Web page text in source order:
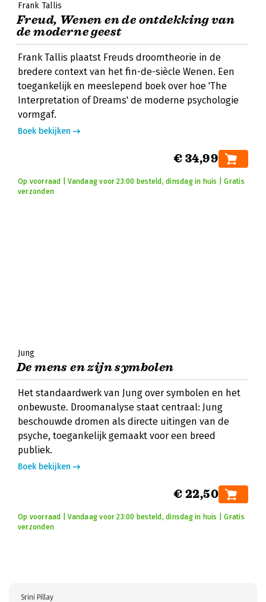
Frank Tallis
Freud, Wenen en de ontdekking van
de moderne geest
Frank Tallis plaatst Freuds droomtheorie in de
bredere context van het fin-de-siècle Wenen. Een
toegankelijk en meeslepend boek over hoe 'The
Interpretation of Dreams' de moderne psychologie
vormgaf.
Boek bekijken
€ 34,99
Op voorraad | Vandaag voor 23:00 besteld, dinsdag in huis | Gratis
verzonden
Jung
De mens en zijn symbolen
Het standaardwerk van Jung over symbolen en het
onbewuste. Droomanalyse staat centraal: Jung
beschouwde dromen als directe uitingen van de
psyche, toegankelijk gemaakt voor een breed
publiek.
Boek bekijken
€ 22,50
Op voorraad | Vandaag voor 23:00 besteld, dinsdag in huis | Gratis
verzonden
Srini Pillay